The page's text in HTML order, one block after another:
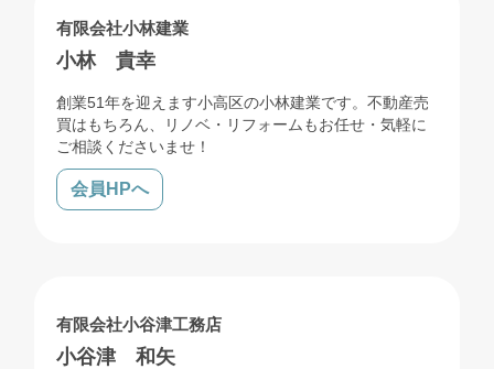
売買 リフォーム
有限会社小林建業
小林 貴幸
創業51年を迎えます小高区の小林建業です。不動産売
買はもちろん、リノベ・リフォームもお任せ・気軽に
ご相談くださいませ！
会員HPへ
売買 リフォーム 解体
有限会社小谷津工務店
小谷津 和矢